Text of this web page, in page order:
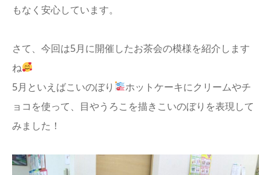
もなく安心しています。
さて、今回は5月に開催したお茶会の模様を紹介します
ね
5月といえばこいのぼり
ホットケーキにクリームやチ
ョコを使って、目やうろこを描きこいのぼりを表現して
みました！